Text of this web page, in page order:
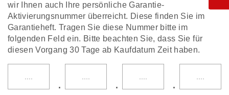
wir Ihnen auch Ihre persönliche Garantie-
Aktivierungsnummer überreicht. Diese finden Sie im
Garantieheft. Tragen Sie diese Nummer bitte im
folgenden Feld ein. Bitte beachten Sie, dass Sie für
diesen Vorgang 30 Tage ab Kaufdatum Zeit haben.
. . .